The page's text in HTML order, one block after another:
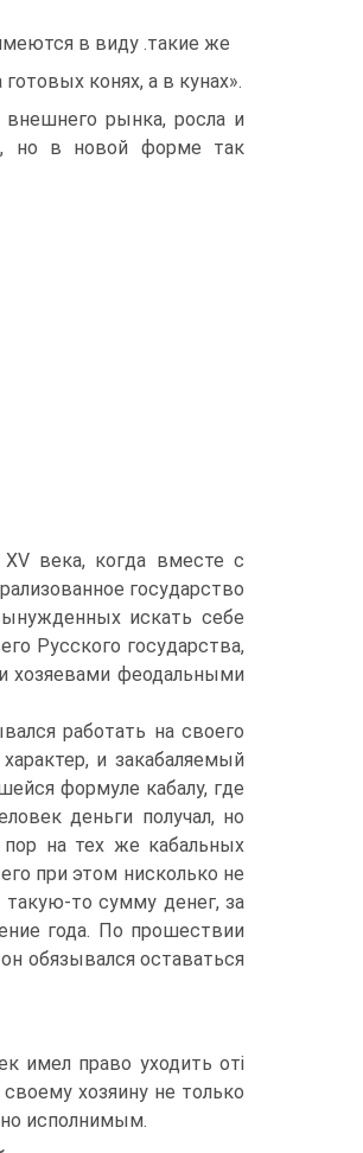
в виду .такие же
конях, а в кунах».
рынка, росла и
но в новой форме так
века, когда вместе с
государство
искать себе
Русского государства,
хозяевами феодальными
работать на своего
и закабаляемый
формуле кабалу, где
деньги получал, но
на тех же кабальных
при этом нисколько не
такую-то сумму денег, за
года. По прошест­вии
обязывался оставаться
имел право уходить оті
хозяину не только
исполнимым.